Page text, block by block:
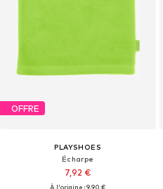
OFFRE
PLAYSHOES
Écharpe
7,92 €